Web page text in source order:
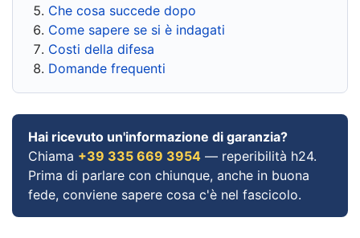
Che cosa succede dopo
Come sapere se si è indagati
Costi della difesa
Domande frequenti
Hai ricevuto un'informazione di garanzia?
Chiama +39 335 669 3954 — reperibilità h24.
Prima di parlare con chiunque, anche in buona
fede, conviene sapere cosa c'è nel fascicolo.